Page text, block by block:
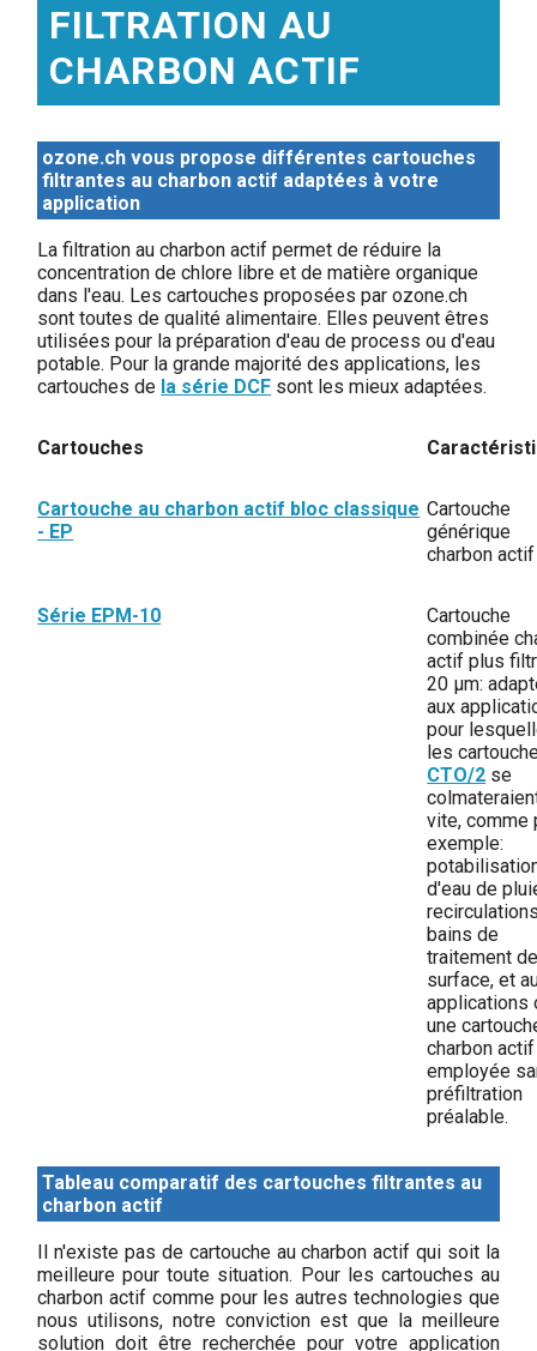
FILTRATION AU
CHARBON ACTIF
ozone.ch vous propose différentes cartouches
filtrantes au charbon actif adaptées à votre
application
La filtration au charbon actif permet de réduire la
concentration de chlore libre et de matière organique
dans l'eau. Les cartouches proposées par ozone.ch
sont toutes de qualité alimentaire. Elles peuvent êtres
utilisées pour la préparation d'eau de process ou d'eau
potable. Pour la grande majorité des applications, les
cartouches de la série DCF sont les mieux adaptées.
Cartouches
Cartouche au charbon actif bloc classique
- EP
Cartouche
générique
charbon
Série EPM-10
Cartouche
combinée
actif plus
20 µm:
aux
pour
les
CTO/2 se
vite, comme
exemple:
d'eau de
bains de
traitement
surface, et
applications
une
charbon
employée
préfiltration
préalable.
Tableau comparatif des cartouches filtrantes au
charbon actif
Il n'existe pas de cartouche au charbon actif qui soit la
meilleure pour toute situation. Pour les cartouches au
charbon actif comme pour les autres technologies que
nous utilisons, notre conviction est que la meilleure
solution doit être recherchée pour votre application